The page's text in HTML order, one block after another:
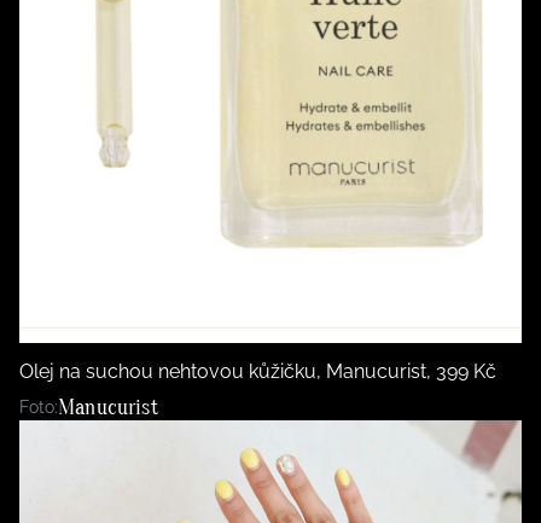
Olej na suchou nehtovou kůžičku, Manucurist, 399 Kč
Foto:Manucurist